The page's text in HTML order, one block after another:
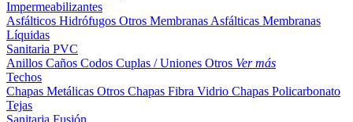
Impermeabilizantes
Asfálticos Hidrófugos Otros Membranas Asfálticas Membranas
Líquidas
Sanitaria PVC
Anillos Caños Codos Cuplas / Uniones Otros Ver más
Techos
Chapas Metálicas Otros Chapas Fibra Vidrio Chapas Policarbonato
Tejas
Sanitaria Fusión